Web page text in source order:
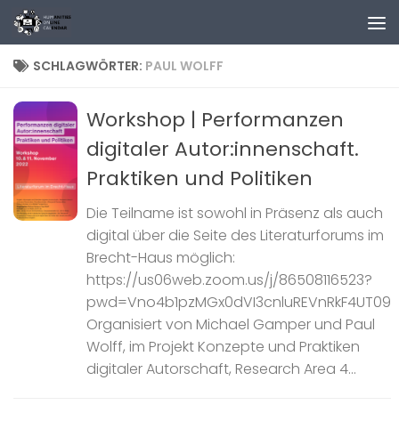
Zum Inhalt springen
SCHLAGWÖRTER: PAUL WOLFF
Workshop | Performanzen
digitaler Autor:innenschaft.
Praktiken und Politiken
Die Teilname ist sowohl in Präsenz als auch
digital über die Seite des Literaturforums im
Brecht-Haus möglich:
https://us06web.zoom.us/j/86508116523?
pwd=Vno4b1pzMGx0dVI3cnluREVnRkF4UT09
Organisiert von Michael Gamper und Paul
Wolff, im Projekt Konzepte und Praktiken
digitaler Autorschaft, Research Area 4...